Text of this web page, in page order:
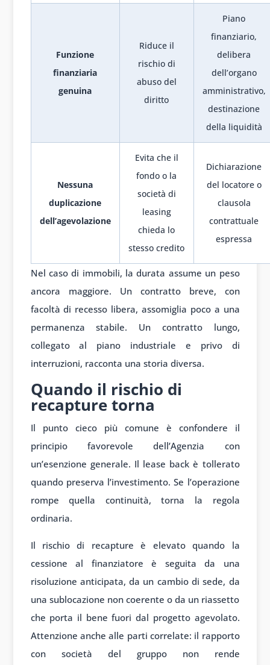
Funzione
finanziaria
genuina
Riduce il
rischio di
abuso del
diritto
Piano
finanziario,
delibera
dell’organo
amministrativo,
destinazione
della liquidità
Nessuna
duplicazione
dell’agevolazione
Evita che il
fondo o la
società di
leasing
chieda lo
stesso credito
Dichiarazione
del locatore o
clausola
contrattuale
espressa
Nel caso di immobili, la durata assume un peso
ancora maggiore. Un contratto breve, con
facoltà di recesso libera, assomiglia poco a una
permanenza stabile. Un contratto lungo,
collegato al piano industriale e privo di
interruzioni, racconta una storia diversa.
Quando il rischio di
recapture torna
Il punto cieco più comune è confondere il
principio favorevole dell’Agenzia con
un’esenzione generale. Il lease back è tollerato
quando preserva l’investimento. Se l’operazione
rompe quella continuità, torna la regola
ordinaria.
Il rischio di recapture è elevato quando la
cessione al finanziatore è seguita da una
risoluzione anticipata, da un cambio di sede, da
una sublocazione non coerente o da un riassetto
che porta il bene fuori dal progetto agevolato.
Attenzione anche alle parti correlate: il rapporto
con società del gruppo non rende